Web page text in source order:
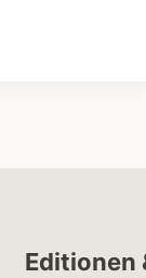
Editionen